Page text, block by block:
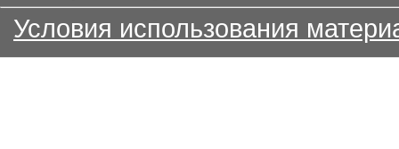
Условия использования